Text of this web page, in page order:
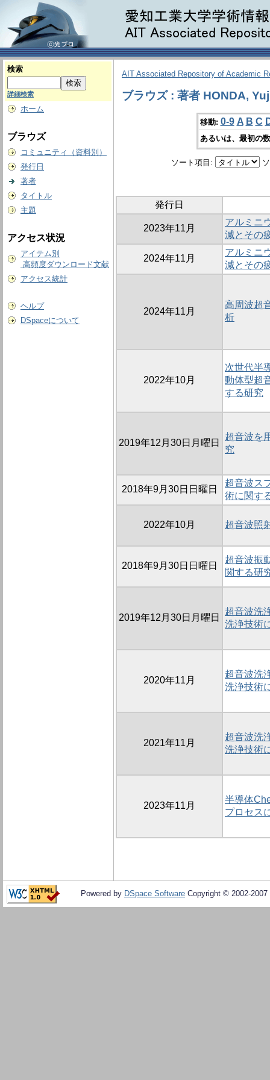
検索
詳細検索
ホーム
ブラウズ
コミュニティ（資料別）
発行日
著者
タイトル
主題
アクセス状況
アイテム別
高頻度ダウンロード文献
アクセス統計
ヘルプ
DSpaceについて
AIT Associated Repository of Academic
ブラウズ : 著者 HONDA,
移動: 0-9 A B C
あるいは、最初の
ソート項目:
発行日
2023年11月
アルミニ
減とその
2024年11月
アルミニ
減とその
2024年11月
高周波超
析
2022年10月
次世代半
動体型超
する研究
2019年12月30日月曜日
超音波を
究
2018年9月30日日曜日
超音波ス
術に関す
2022年10月 超音波照
2018年9月30日日曜日
超音波振
関する研
2019年12月30日月曜日
超音波洗
洗浄技術
2020年11月
超音波洗
洗浄技術
2021年11月
超音波洗
洗浄技術
2023年11月
半導体
プロセス
Powered by DSpace Software Copyright © 2002-2007